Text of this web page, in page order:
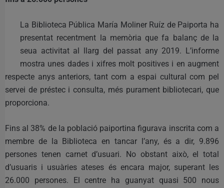
La Biblioteca Pública María Moliner Ruíz de Paiporta ha
presentat recentment la memòria que fa balanç de la
seua activitat al llarg del passat any 2019. L’informe
mostra unes dades i xifres molt positives i en augment
respecte anys anteriors, tant com a espai cultural com pel
servei de préstec i consulta, més purament bibliotecari, que
proporciona.
Fins al 38% de la població paiportina figurava inscrita com a
membre de la Biblioteca en tancar l’any, és a dir, 9.896
persones tenen carnet d’usuari. No obstant això, el total
d’usuaris i usuàries ateses és encara major, superant les
26.000 persones. El centre ha guanyat quasi 500 nous